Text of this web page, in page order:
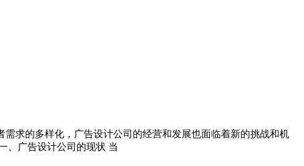
求的多样化，广告设计公司的经营和发展也面临着新的挑战和机
、广告设计公司的现状 当